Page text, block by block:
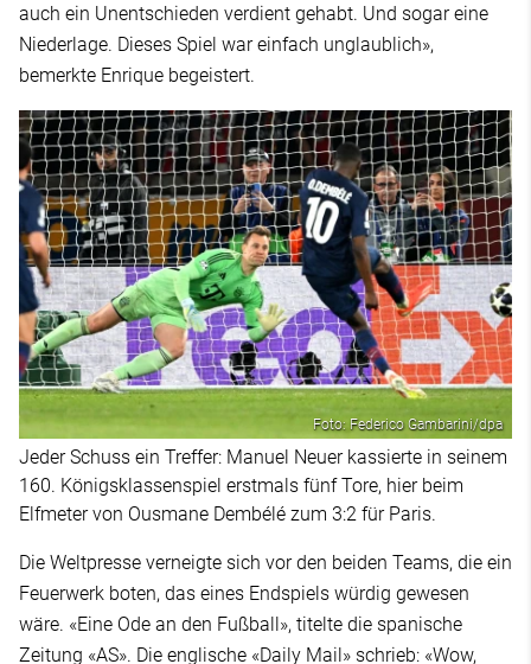
auch ein Unentschieden verdient gehabt. Und sogar eine
Niederlage. Dieses Spiel war einfach unglaublich»,
bemerkte Enrique begeistert.
Foto: Federico Gambarini/dpa
Jeder Schuss ein Treffer: Manuel Neuer kassierte in seinem
160. Königsklassenspiel erstmals fünf Tore, hier beim
Elfmeter von Ousmane Dembélé zum 3:2 für Paris.
Die Weltpresse verneigte sich vor den beiden Teams, die ein
Feuerwerk boten, das eines Endspiels würdig gewesen
wäre. «Eine Ode an den Fußball», titelte die spanische
Zeitung «AS». Die englische «Daily Mail» schrieb: «Wow,